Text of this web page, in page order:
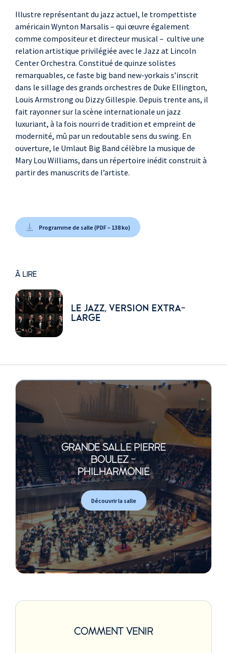
trombone
Alexis Persigan,
trombone
Jules Boittin,
trombone
Judith Wekstein
trombone basse
Matthieu Naulleau
piano
Romain Vuillemin
guitare, banjo
Sébastien Beliah
deuxième partie
Jazz at Lincoln
Ryan Kisor,
Marcus Printup,
trompette
Chris Crenshaw
Elliot Mason,
trombone
Vincent Gardner,
trombone
Sherman Irby,
saxophones alto et
soprano, flûte,
clarinette
Alexa Tarantino,
saxophones alto et
soprano, flûte,
clarinette
Walter Blanding
Illustre représentant du jazz actuel, le trompettiste
américain Wynton Marsalis – qui œuvre également
comme compositeur et directeur musical – cultive une
relation artistique privilégiée avec le Jazz at Lincoln
Center Orchestra. Constitué de quinze solistes
remarquables, ce faste big band new-yorkais s’inscrit
dans le sillage des grands orchestres de Duke Ellington,
Louis Armstrong ou Dizzy Gillespie. Depuis trente ans, il
fait rayonner sur la scène internationale un jazz
luxuriant, à la fois nourri de tradition et empreint de
modernité, mû par un redoutable sens du swing. En
ouverture, le Umlaut Big Band célèbre la musique de
Mary Lou Williams, dans un répertoire inédit construit à
partir des manuscrits de l’artiste.
Programme de salle (PDF – 138 ko)
À LIRE
LE JAZZ, VERSION EXTRA-
LARGE
GRANDE SALLE PIERRE
BOULEZ -
PHILHARMONIE
Découvrir la salle
COMMENT VENIR